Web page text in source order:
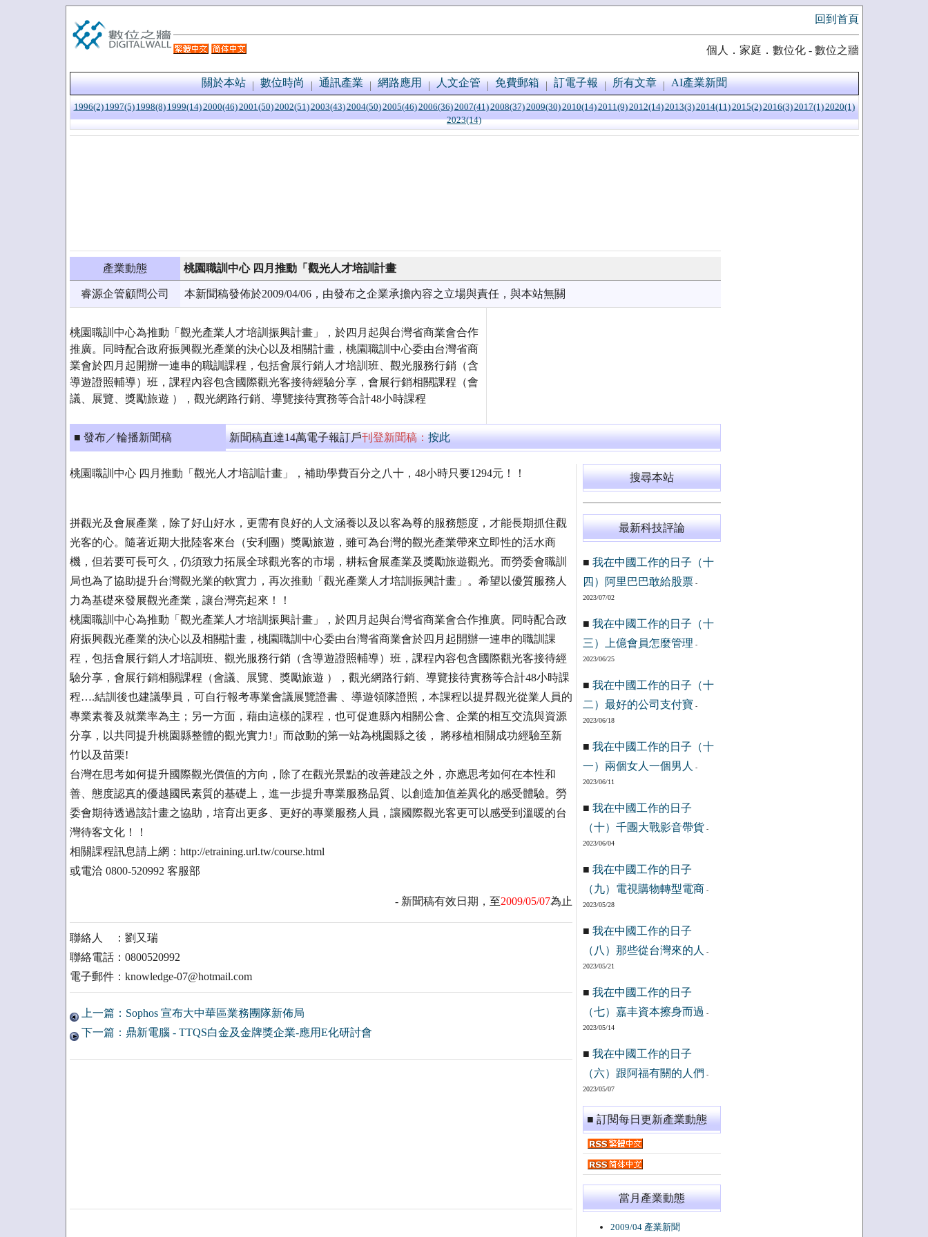
回到首頁
個人．家庭．數位化 - 數位之牆
關於本站 數位時尚 通訊產業 網路應用 人文企管 免費郵箱 訂電子報 所有文章 AI產業新聞
1996(2) 1997(5) 1998(8) 1999(14)2000(46)2001(50)2002(51)2003(43)2004(50)2005(46)2006(36)2007(41)2008(37)2009(30)2010(14)2011(9)2012(14)2013(3)2014(11)2015(2)2016(3)2017(1)2020(1)
2023(14)
產業動態 桃園職訓中心 四月推動「觀光人才培訓計畫
睿源企管顧問公司 本新聞稿發佈於2009/04/06，由發布之企業承擔內容之立場與責任，與本站無關
桃園職訓中心為推動「觀光產業人才培訓振興計畫」，於四月起與台灣省商業會合作
推廣。同時配合政府振興觀光產業的決心以及相關計畫，桃園職訓中心委由台灣省商
業會於四月起開辦一連串的職訓課程，包括會展行銷人才培訓班、觀光服務行銷（含
導遊證照輔導）班，課程內容包含國際觀光客接待經驗分享，會展行銷相關課程（會
議、展覽、獎勵旅遊 ），觀光網路行銷、導覽接待實務等合計48小時課程
■ 發布／輪播新聞稿 新聞稿直達14萬電子報訂戶刊登新聞稿：按此
桃園職訓中心 四月推動「觀光人才培訓計畫」，補助學費百分之八十，48小時只要1294元！！
拼觀光及會展產業，除了好山好水，更需有良好的人文涵養以及以客為尊的服務態度，才能長期抓住觀
光客的心。隨著近期大批陸客來台（安利團）獎勵旅遊，雖可為台灣的觀光產業帶來立即性的活水商
機，但若要可長可久，仍須致力拓展全球觀光客的市場，耕耘會展產業及獎勵旅遊觀光。而勞委會職訓
局也為了協助提升台灣觀光業的軟實力，再次推動「觀光產業人才培訓振興計畫」。希望以優質服務人
力為基礎來發展觀光產業，讓台灣亮起來！！
桃園職訓中心為推動「觀光產業人才培訓振興計畫」，於四月起與台灣省商業會合作推廣。同時配合政
府振興觀光產業的決心以及相關計畫，桃園職訓中心委由台灣省商業會於四月起開辦一連串的職訓課
程，包括會展行銷人才培訓班、觀光服務行銷（含導遊證照輔導）班，課程內容包含國際觀光客接待經
驗分享，會展行銷相關課程（會議、展覽、獎勵旅遊 ），觀光網路行銷、導覽接待實務等合計48小時課
程….結訓後也建議學員，可自行報考專業會議展覽證書 、導遊領隊證照，本課程以提昇觀光從業人員的
專業素養及就業率為主；另一方面，藉由這樣的課程，也可促進縣內相關公會、企業的相互交流與資源
分享，以共同提升桃園縣整體的觀光實力!」而啟動的第一站為桃園縣之後， 將移植相關成功經驗至新
竹以及苗栗!
台灣在思考如何提升國際觀光價值的方向，除了在觀光景點的改善建設之外，亦應思考如何在本性和
善、態度認真的優越國民素質的基礎上，進一步提升專業服務品質、以創造加值差異化的感受體驗。勞
委會期待透過該計畫之協助，培育出更多、更好的專業服務人員，讓國際觀光客更可以感受到溫暖的台
灣待客文化！！
相關課程訊息請上網：http://etraining.url.tw/course.html
或電洽 0800-520992 客服部
- 新聞稿有效日期，至2009/05/07為止
聯絡人 ：劉又瑞
聯絡電話：0800520992
電子郵件：knowledge-07@hotmail.com
上一篇：Sophos 宣布大中華區業務團隊新佈局
下一篇：鼎新電腦 - TTQS白金及金牌獎企業-應用E化研討會
搜尋本站
最新科技評論
■ 我在中國工作的日子（十
四）阿里巴巴敢給股票-
2023/07/02
■ 我在中國工作的日子（十
三）上億會員怎麼管理 -
2023/06/25
■ 我在中國工作的日子（十
二）最好的公司支付寶 -
2023/06/18
■ 我在中國工作的日子（十
一）兩個女人一個男人
-
2023/06/11
■ 我在中國工作的日子
（十）千團大戰影音帶貨 -
2023/06/04
■ 我在中國工作的日子
（九）電視購物轉型電商 -
2023/05/28
■ 我在中國工作的日子
（八）那些從台灣來的人
-
2023/05/21
■ 我在中國工作的日子
（七）嘉丰資本擦身而過 -
2023/05/14
■ 我在中國工作的日子
（六）跟阿福有關的人們 -
2023/05/07
■ 訂閱每日更新產業動態
當月產業動態
2009/04 產業新聞